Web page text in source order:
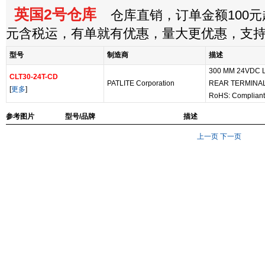
英国2号仓库 仓库直销，订单金额100元
元含税运，有单就有优惠，量大更优惠，支
型号 制造商 描述
CLT30-24T-CD
[更多]
PATLITE Corporation
300 MM 24VDC
REAR
RoHS: Compliant
参考图片 型号/品牌 描述
上一页 下一页